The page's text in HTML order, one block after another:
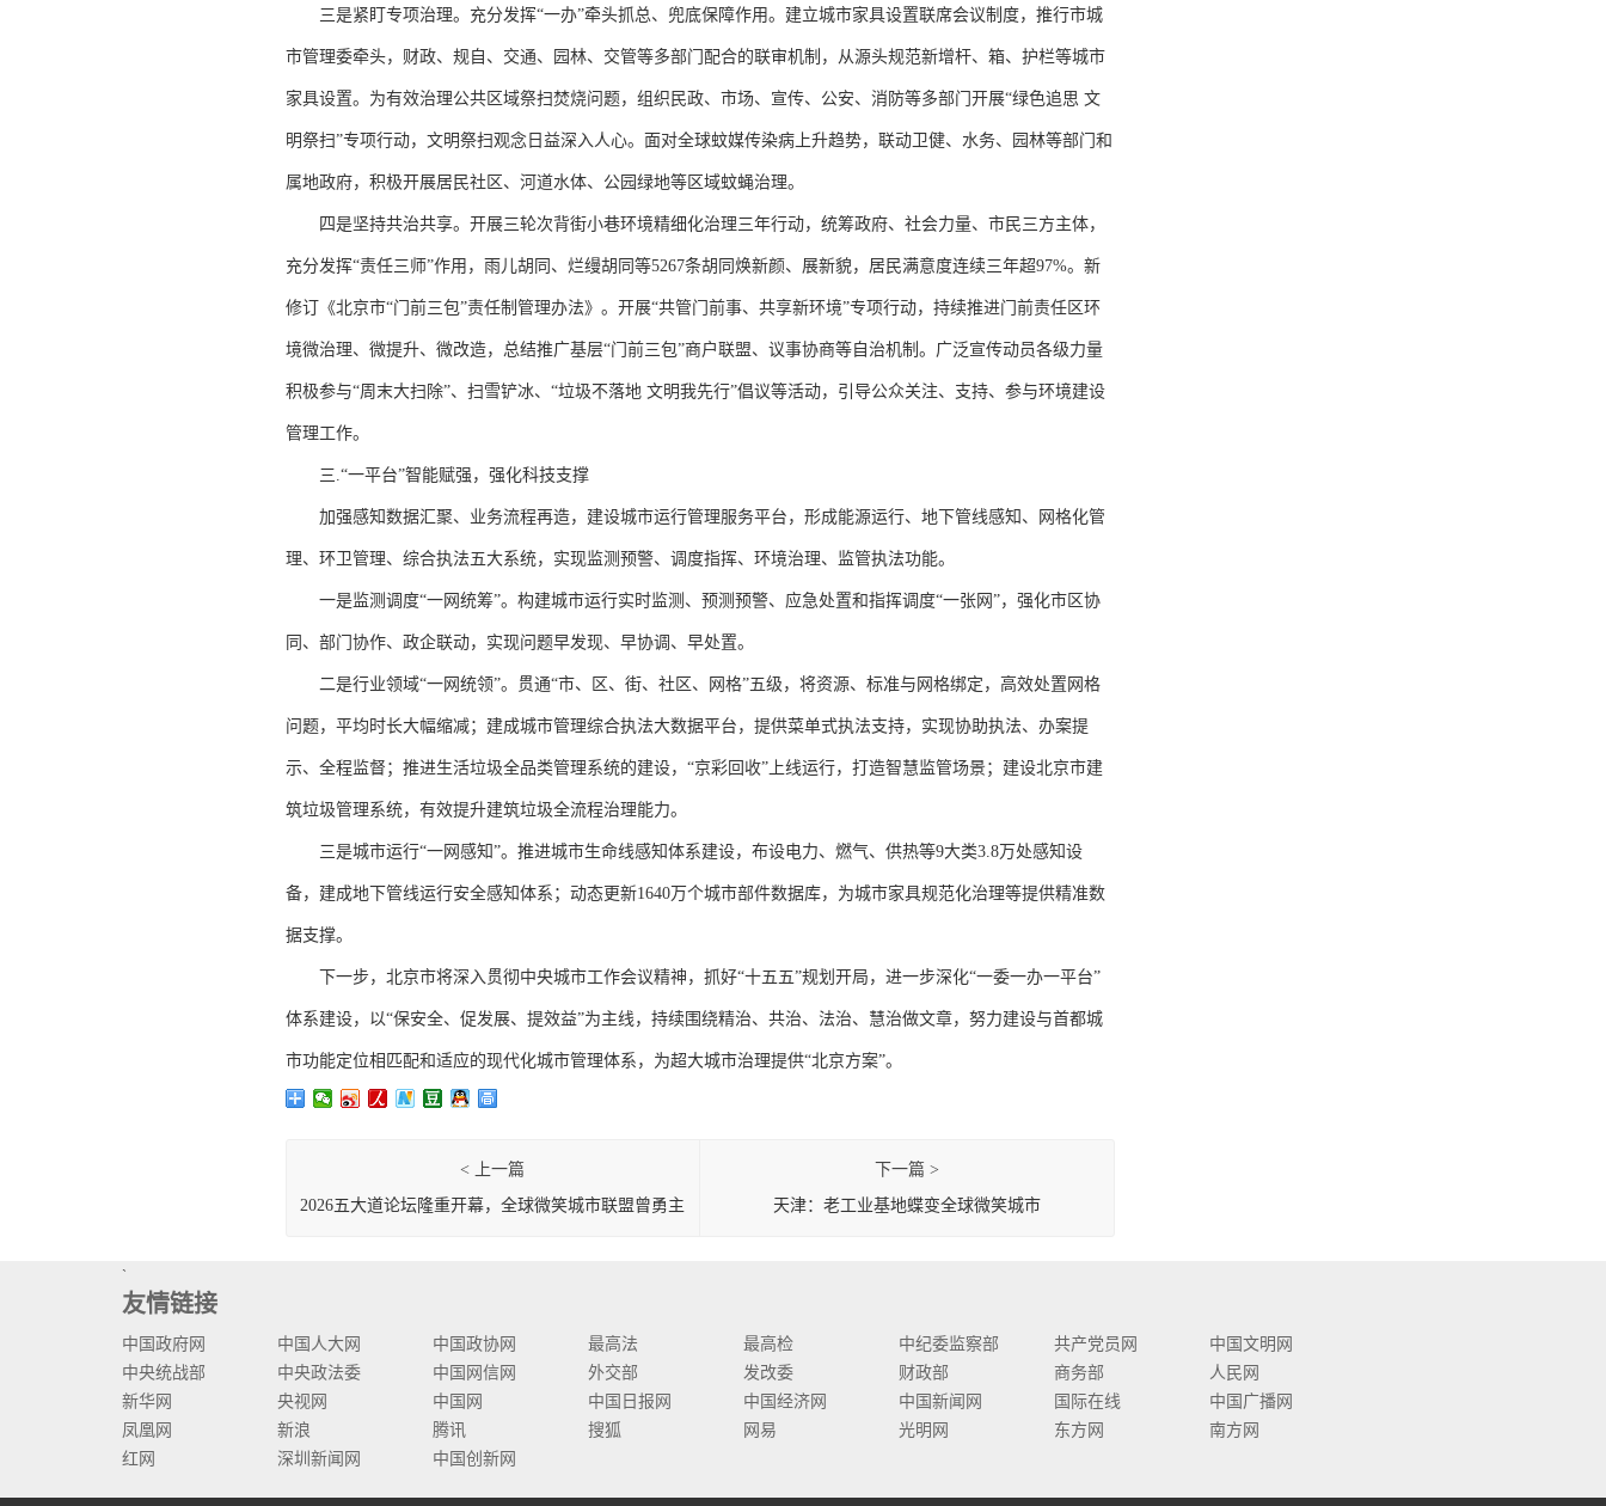
三是紧盯专项治理。充分发挥“一办”牵头抓总、兜底保障作用。建立城市家具设置联席会议制度，推行市城
市管理委牵头，财政、规自、交通、园林、交管等多部门配合的联审机制，从源头规范新增杆、箱、护栏等城市
家具设置。为有效治理公共区域祭扫焚烧问题，组织民政、市场、宣传、公安、消防等多部门开展“绿色追思 文
明祭扫”专项行动，文明祭扫观念日益深入人心。面对全球蚊媒传染病上升趋势，联动卫健、水务、园林等部门和
属地政府，积极开展居民社区、河道水体、公园绿地等区域蚊蝇治理。
四是坚持共治共享。开展三轮次背街小巷环境精细化治理三年行动，统筹政府、社会力量、市民三方主体，
充分发挥“责任三师”作用，雨儿胡同、烂缦胡同等5267条胡同焕新颜、展新貌，居民满意度连续三年超97%。新
修订《北京市“门前三包”责任制管理办法》。开展“共管门前事、共享新环境”专项行动，持续推进门前责任区环
境微治理、微提升、微改造，总结推广基层“门前三包”商户联盟、议事协商等自治机制。广泛宣传动员各级力量
积极参与“周末大扫除”、扫雪铲冰、“垃圾不落地 文明我先行”倡议等活动，引导公众关注、支持、参与环境建设
管理工作。
三.“一平台”智能赋强，强化科技支撑
加强感知数据汇聚、业务流程再造，建设城市运行管理服务平台，形成能源运行、地下管线感知、网格化管
理、环卫管理、综合执法五大系统，实现监测预警、调度指挥、环境治理、监管执法功能。
一是监测调度“一网统筹”。构建城市运行实时监测、预测预警、应急处置和指挥调度“一张网”，强化市区协
同、部门协作、政企联动，实现问题早发现、早协调、早处置。
二是行业领域“一网统领”。贯通“市、区、街、社区、网格”五级，将资源、标准与网格绑定，高效处置网格
问题，平均时长大幅缩减；建成城市管理综合执法大数据平台，提供菜单式执法支持，实现协助执法、办案提
示、全程监督；推进生活垃圾全品类管理系统的建设，“京彩回收”上线运行，打造智慧监管场景；建设北京市建
筑垃圾管理系统，有效提升建筑垃圾全流程治理能力。
三是城市运行“一网感知”。推进城市生命线感知体系建设，布设电力、燃气、供热等9大类3.8万处感知设
备，建成地下管线运行安全感知体系；动态更新1640万个城市部件数据库，为城市家具规范化治理等提供精准数
据支撑。
下一步，北京市将深入贯彻中央城市工作会议精神，抓好“十五五”规划开局，进一步深化“一委一办一平台”
体系建设，以“保安全、促发展、提效益”为主线，持续围绕精治、共治、法治、慧治做文章，努力建设与首都城
市功能定位相匹配和适应的现代化城市管理体系，为超大城市治理提供“北京方案”。
< 上一篇
2026五大道论坛隆重开幕，全球微笑城市联盟曾勇主
下一篇 >
天津：老工业基地蝶变全球微笑城市
`
友情链接
中国政府网 中国人大网 中国政协网 最高法 最高检 中纪委监察部 共产党员网
中国文明网
中央统战部
中央政法委 中国网信网 外交部 发改委 财政部 商务部
人民网
新华网
央视网 中国网 中国日报网 中国经济网 中国新闻网 国际在线
中国广播网
凤凰网
新浪 腾讯 搜狐 网易 光明网 东方网
南方网
红网
深圳新闻网 中国创新网